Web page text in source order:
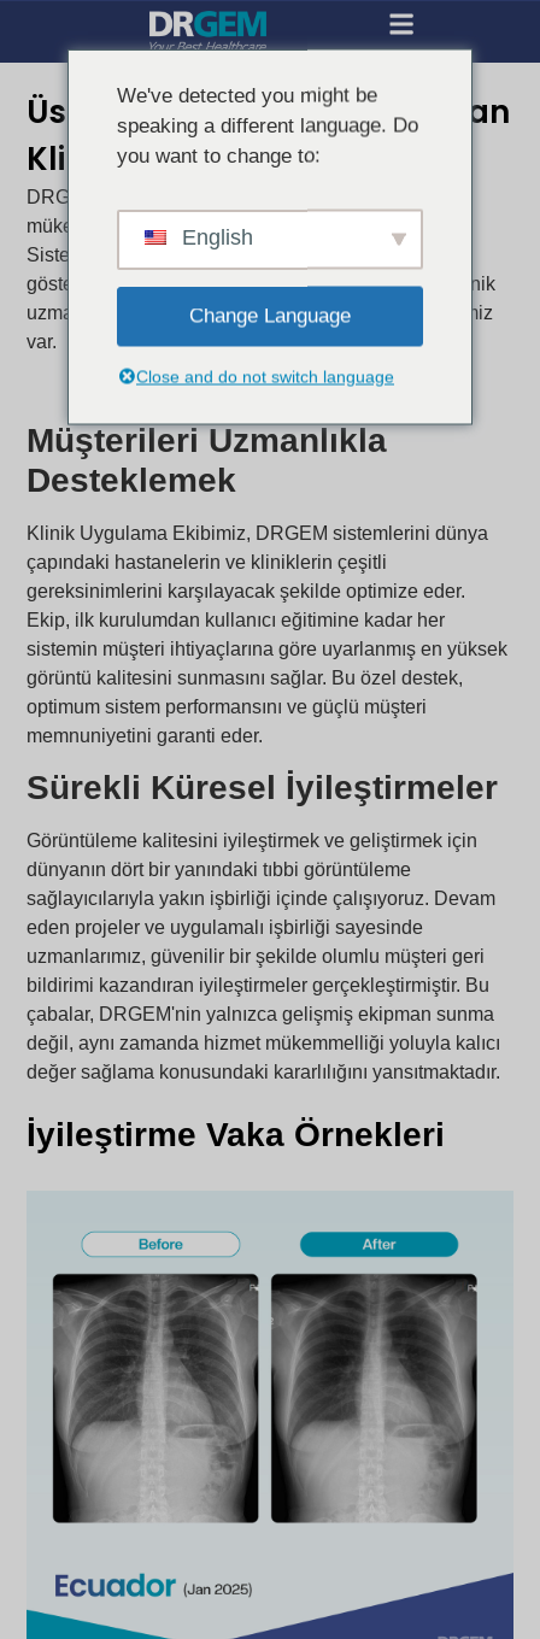
Üstün X-ray Kalitesi Sağlayan
Klinik Uzmanlık
DRGEM olarak, görüntüleme kalitesinin tanısal
mükemmelliğin merkezinde yer aldığını biliyoruz.
Sistemlerimizin sürekli olarak üstün performans
göstermesini sağlamak için, son derece yetenekli klinik
uzmanlardan oluşan özel bir Klinik Uygulama Ekibimiz
var.
Müşterileri Uzmanlıkla
Desteklemek
Klinik Uygulama Ekibimiz, DRGEM sistemlerini dünya
çapındaki hastanelerin ve kliniklerin çeşitli
gereksinimlerini karşılayacak şekilde optimize eder.
Ekip, ilk kurulumdan kullanıcı eğitimine kadar her
sistemin müşteri ihtiyaçlarına göre uyarlanmış en yüksek
görüntü kalitesini sunmasını sağlar. Bu özel destek,
optimum sistem performansını ve güçlü müşteri
memnuniyetini garanti eder.
Sürekli Küresel İyileştirmeler
Görüntüleme kalitesini iyileştirmek ve geliştirmek için
dünyanın dört bir yanındaki tıbbi görüntüleme
sağlayıcılarıyla yakın işbirliği içinde çalışıyoruz. Devam
eden projeler ve uygulamalı işbirliği sayesinde
uzmanlarımız, güvenilir bir şekilde olumlu müşteri geri
bildirimi kazandıran iyileştirmeler gerçekleştirmiştir. Bu
çabalar, DRGEM'nin yalnızca gelişmiş ekipman sunma
değil, aynı zamanda hizmet mükemmelliği yoluyla kalıcı
değer sağlama konusundaki kararlılığını yansıtmaktadır.
İyileştirme Vaka Örnekleri
We've detected you might be
speaking a different language. Do
you want to change to:
English
Change Language
Close and do not switch language